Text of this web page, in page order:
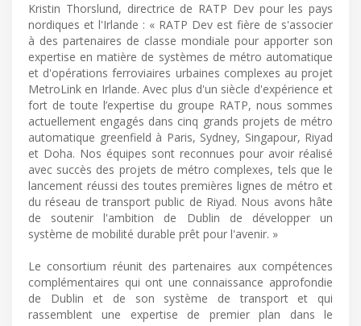
Kristin Thorslund, directrice de RATP Dev pour les pays
nordiques et l'Irlande : « RATP Dev est fière de s'associer
à des partenaires de classe mondiale pour apporter son
expertise en matière de systèmes de métro automatique
et d'opérations ferroviaires urbaines complexes au projet
MetroLink en Irlande. Avec plus d'un siècle d'expérience et
fort de toute l’expertise du groupe RATP, nous sommes
actuellement engagés dans cinq grands projets de métro
automatique greenfield à Paris, Sydney, Singapour, Riyad
et Doha. Nos équipes sont reconnues pour avoir réalisé
avec succès des projets de métro complexes, tels que le
lancement réussi des toutes premières lignes de métro et
du réseau de transport public de Riyad. Nous avons hâte
de soutenir l'ambition de Dublin de développer un
système de mobilité durable prêt pour l'avenir. »
Le consortium réunit des partenaires aux compétences
complémentaires qui ont une connaissance approfondie
de Dublin et de son système de transport et qui
rassemblent une expertise de premier plan dans le